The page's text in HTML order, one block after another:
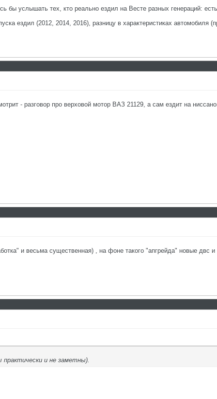
бы услышать тех, кто реально ездил на Весте разных генераций:
ездил (2012, 2014, 2016), разницу в характеристиках автомобиля
- разговор про верховой мотор ВАЗ 21129, а сам ездит на
и весьма существенная) , на фоне такого "апгрейда" новые двс
и не заметны).